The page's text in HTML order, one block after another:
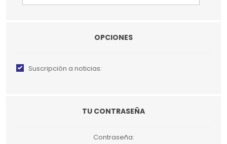
OPCIONES
Suscripción a noticias:
TU CONTRASEÑA
Contraseña: